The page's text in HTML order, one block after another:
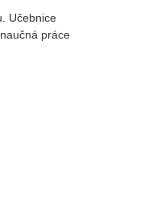
Učebnice
práce